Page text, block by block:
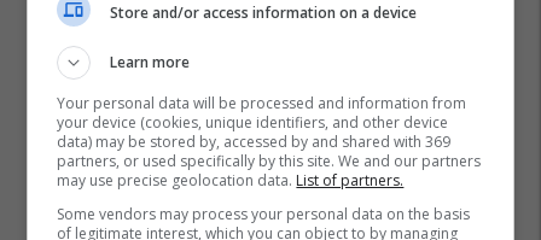
Store and/or access information on a device
Learn more
Your personal data will be processed and information from
your device (cookies, unique identifiers, and other device
data) may be stored by, accessed by and shared with 369
partners, or used specifically by this site. We and our partners
may use precise geolocation data. List of partners.
Some vendors may process your personal data on the basis
of legitimate interest, which you can object to by managing